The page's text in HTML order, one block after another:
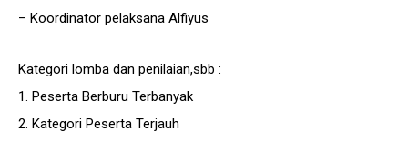
– Koordinator pelaksana Alfiyus
Kategori lomba dan penilaian,sbb :
1. Peserta Berburu Terbanyak
2. Kategori Peserta Terjauh